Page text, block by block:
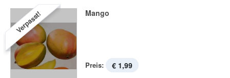
Verpasst! Mango
Preis: € 1,99